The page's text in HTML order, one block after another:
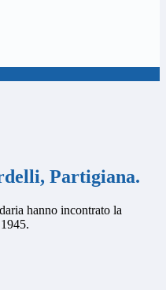
Partigiana.
hanno incontrato la